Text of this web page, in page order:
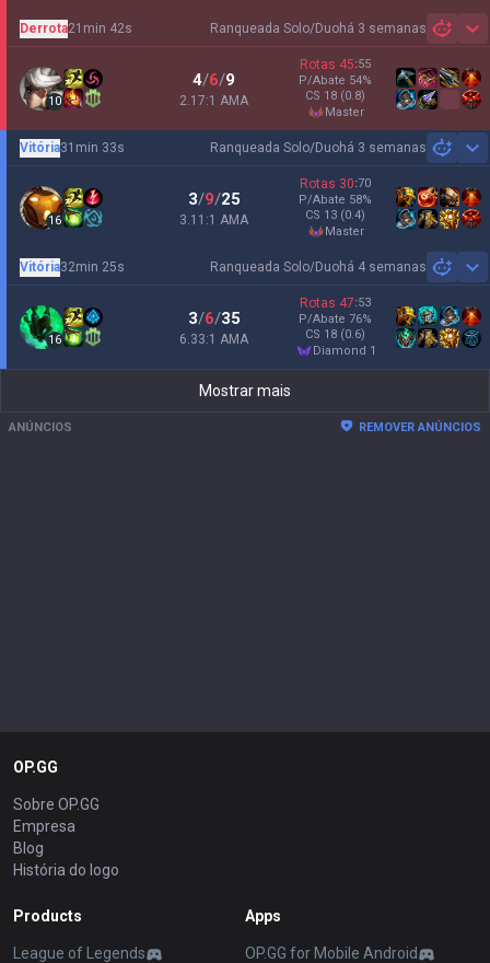
Ranqueada Solo/Duohá 3 semanas
Derrota21min 42s
10
4/6/9
2.17:1 AMA
Rotas 45:55
P/Abate 54%
CS 18 (0.8)
master
Ranqueada Solo/Duohá 3 semanas
Vitória31min 33s
16
3/9/25
3.11:1 AMA
Rotas 30:70
P/Abate 58%
CS 13 (0.4)
master
Ranqueada Solo/Duohá 4 semanas
Vitória32min 25s
16
3/6/35
6.33:1 AMA
Rotas 47:53
P/Abate 76%
CS 18 (0.6)
diamond 1
Mostrar mais
ANÚNCIOS REMOVER ANÚNCIOS
OP.GG
Sobre OP.GG
Empresa
Blog
História do logo
Products
League of Legends
Apps
OP.GG for Mobile Android